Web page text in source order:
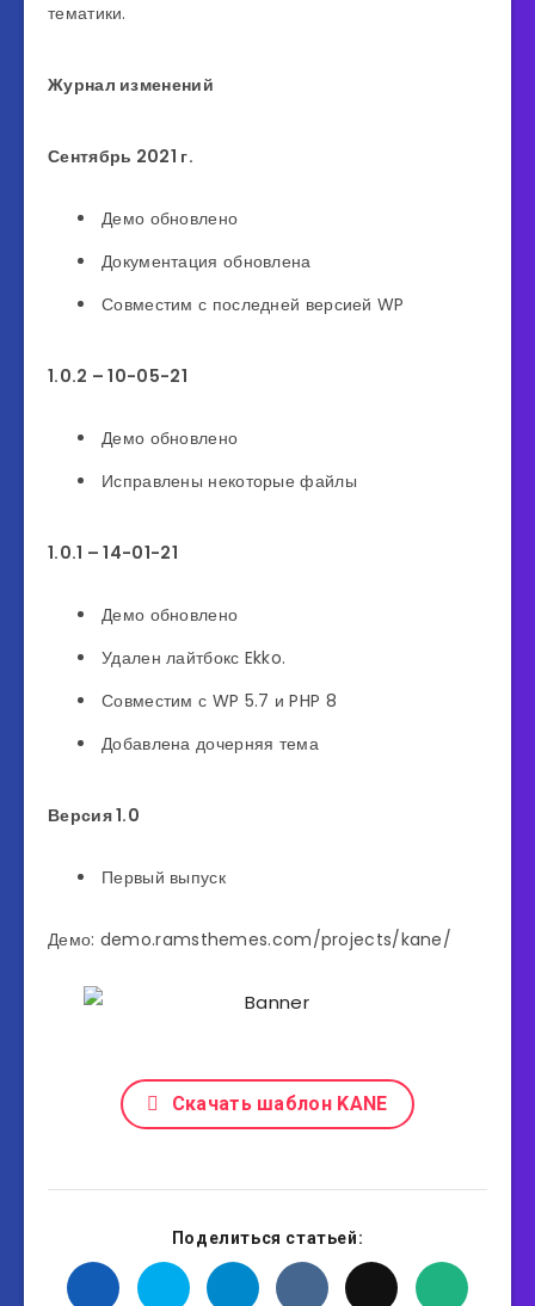
тематики.
Журнал изменений
Сентябрь 2021 г.
Демо обновлено
Документация обновлена
Совместим с последней версией WP
1.0.2 – 10-05-21
Демо обновлено
Исправлены некоторые файлы
1.0.1 – 14-01-21
Демо обновлено
Удален лайтбокс Ekko.
Совместим с WP 5.7 и PHP 8
Добавлена ​​дочерняя тема
Версия 1.0
Первый выпуск
Демо: demo.ramsthemes.com/projects/kane/
Скачать шаблон KANE
Поделиться статьей: